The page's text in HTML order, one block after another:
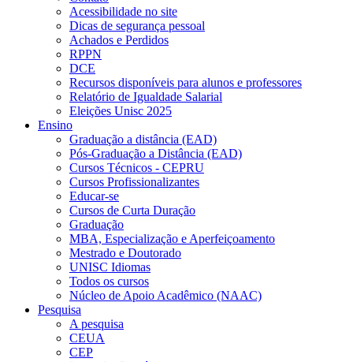
Acessibilidade no site
Dicas de segurança pessoal
Achados e Perdidos
RPPN
DCE
Recursos disponíveis para alunos e professores
Relatório de Igualdade Salarial
Eleições Unisc 2025
Ensino
Graduação a distância (EAD)
Pós-Graduação a Distância (EAD)
Cursos Técnicos - CEPRU
Cursos Profissionalizantes
Educar-se
Cursos de Curta Duração
Graduação
MBA, Especialização e Aperfeiçoamento
Mestrado e Doutorado
UNISC Idiomas
Todos os cursos
Núcleo de Apoio Acadêmico (NAAC)
Pesquisa
A pesquisa
CEUA
CEP